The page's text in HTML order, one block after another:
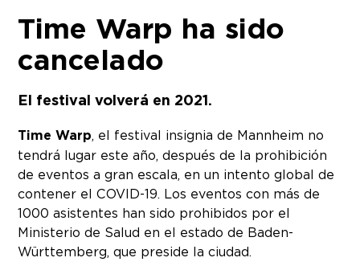
Time Warp ha sido
cancelado
El festival volverá en 2021.
Time Warp, el festival insignia de Mannheim no
tendrá lugar este año, después de la prohibición
de eventos a gran escala, en un intento global de
contener el COVID-19. Los eventos con más de
1000 asistentes han sido prohibidos por el
Ministerio de Salud en el estado de Baden-
Württemberg, que preside la ciudad.